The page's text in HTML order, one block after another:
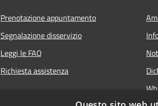
Prenotazione appuntamento
Segnalazione disservizio
Leggi le FAQ
Richiesta assistenza